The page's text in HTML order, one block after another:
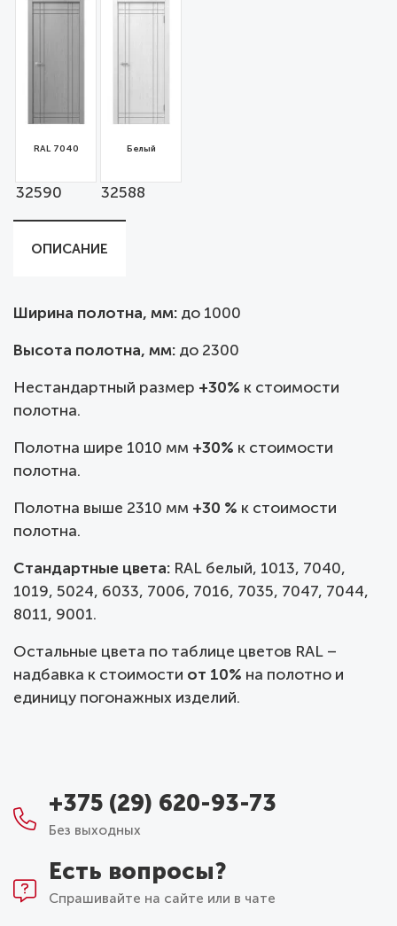
RAL 7040
32590
Белый
32588
ОПИСАНИЕ
Ширина полотна, мм: до 1000
Высота полотна, мм: до 2300
Нестандартный размер +30% к стоимости
полотна.
Полотна шире 1010 мм +30% к стоимости
полотна.
Полотна выше 2310 мм +30 % к стоимости
полотна.
Стандартные цвета: RAL белый, 1013, 7040,
1019, 5024, 6033, 7006, 7016, 7035, 7047, 7044,
8011, 9001.
Остальные цвета по таблице цветов RAL –
надбавка к стоимости от 10% на полотно и
единицу погонажных изделий.
+375 (29) 620-93-73
Без выходных
Есть вопросы?
Спрашивайте на сайте или в чате